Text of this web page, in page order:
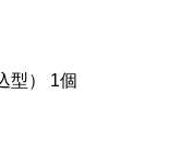
型） 1個